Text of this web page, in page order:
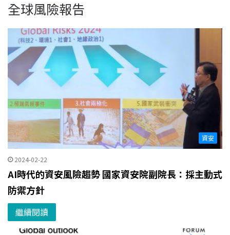
全球風險報告
資安
2024-02-22
AI時代的資安風險趨勢 國家資安院副院長：採主動式
防禦方針
繼續閱讀